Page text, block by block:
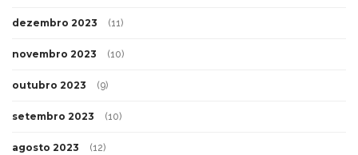
dezembro 2023 (11)
novembro 2023 (10)
outubro 2023 (9)
setembro 2023 (10)
agosto 2023 (12)